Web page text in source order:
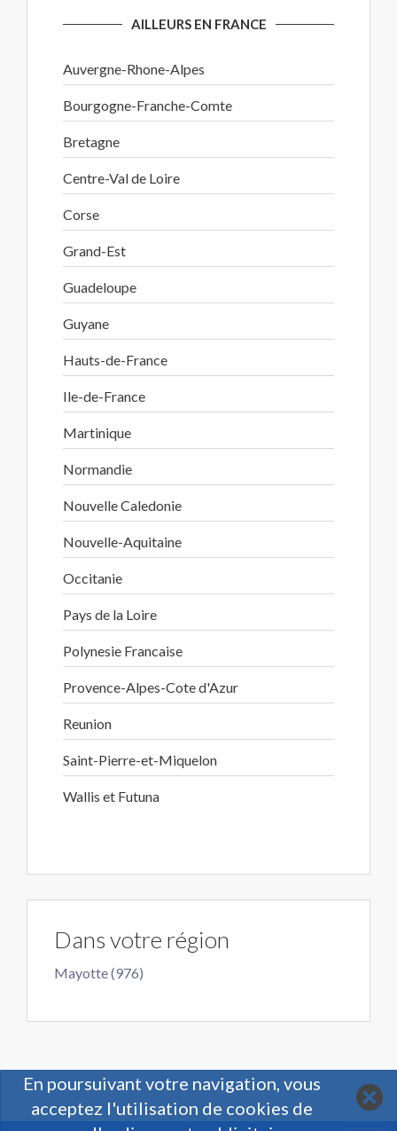
AILLEURS EN FRANCE
Auvergne-Rhone-Alpes
Bourgogne-Franche-Comte
Bretagne
Centre-Val de Loire
Corse
Grand-Est
Guadeloupe
Guyane
Hauts-de-France
Ile-de-France
Martinique
Normandie
Nouvelle Caledonie
Nouvelle-Aquitaine
Occitanie
Pays de la Loire
Polynesie Francaise
Provence-Alpes-Cote d'Azur
Reunion
Saint-Pierre-et-Miquelon
Wallis et Futuna
Dans votre région
Mayotte (976)
En poursuivant votre navigation, vous
acceptez l'utilisation de cookies de